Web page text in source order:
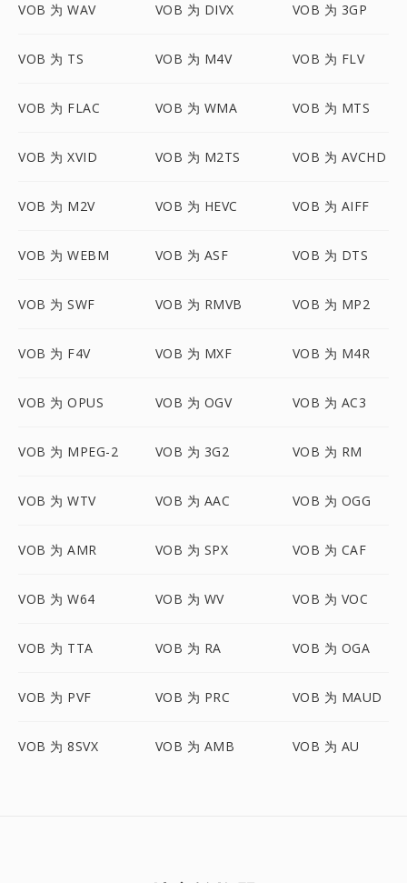
VOB 为 WAV VOB 为 DIVX VOB 为 3GP
VOB 为 TS VOB 为 M4V VOB 为 FLV
VOB 为 FLAC VOB 为 WMA VOB 为 MTS
VOB 为 XVID VOB 为 M2TS VOB 为 AVCHD
VOB 为 M2V VOB 为 HEVC VOB 为 AIFF
VOB 为 WEBM VOB 为 ASF VOB 为 DTS
VOB 为 SWF VOB 为 RMVB VOB 为 MP2
VOB 为 F4V VOB 为 MXF VOB 为 M4R
VOB 为 OPUS VOB 为 OGV VOB 为 AC3
VOB 为 MPEG-2 VOB 为 3G2 VOB 为 RM
VOB 为 WTV VOB 为 AAC VOB 为 OGG
VOB 为 AMR VOB 为 SPX VOB 为 CAF
VOB 为 W64 VOB 为 WV VOB 为 VOC
VOB 为 TTA VOB 为 RA VOB 为 OGA
VOB 为 PVF VOB 为 PRC VOB 为 MAUD
VOB 为 8SVX VOB 为 AMB VOB 为 AU